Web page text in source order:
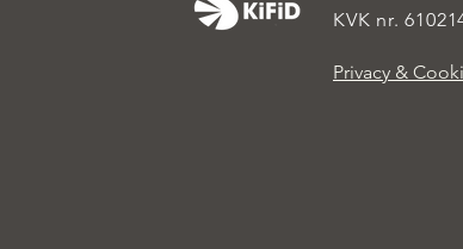
KVK nr.
Privacy &